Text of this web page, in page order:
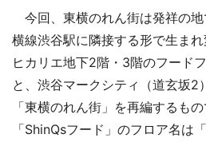
今回、東横のれん街は発祥の
横線渋谷駅に隣接する形で生ま
ヒカリエ地下2階・3階のフード
と、渋谷マークシティ（道玄坂2
「東横のれん街」を再編するも
「ShinQsフード」のフロア名は